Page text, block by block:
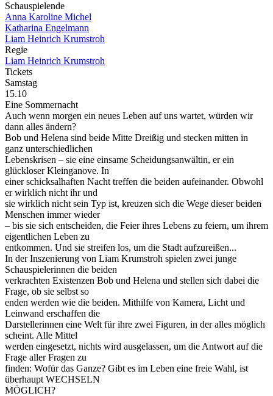
Schauspielende
Anna Karoline Michel
Katharina Engelmann
Liam Heinrich Krumstroh
Regie
Liam Heinrich Krumstroh
Tickets
Samstag
15.10
Eine Sommernacht
Auch wenn morgen ein neues Leben auf uns wartet, würden wir
dann alles ändern?
Bob und Helena sind beide Mitte Dreißig und stecken mitten in
ganz unterschiedlichen
Lebenskrisen – sie eine einsame Scheidungsanwältin, er ein
glückloser Kleinganove. In
einer schicksalhaften Nacht treffen die beiden aufeinander. Obwohl
er wirklich nicht ihr und
sie wirklich nicht sein Typ ist, kreuzen sich die Wege dieser beiden
Menschen immer wieder
– bis sie sich entscheiden, die Feier ihres Lebens zu feiern, um ihrem
eigentlichen Leben zu
entkommen. Und sie streifen los, um die Stadt aufzureißen...
In der Inszenierung von Liam Krumstroh spielen zwei junge
Schauspielerinnen die beiden
verkrachten Existenzen Bob und Helena und stellen sich dabei die
Frage, ob sie selbst so
enden werden wie die beiden. Mithilfe von Kamera, Licht und
Leinwand erschaffen die
Darstellerinnen eine Welt für ihre zwei Figuren, in der alles möglich
scheint. Alle Mittel
werden eingesetzt, nichts wird ausgelassen, um die Antwort auf die
Frage aller Fragen zu
finden: Wofür das Ganze? Gibt es im Leben eine freie Wahl, ist
überhaupt WECHSELN
MÖGLICH?